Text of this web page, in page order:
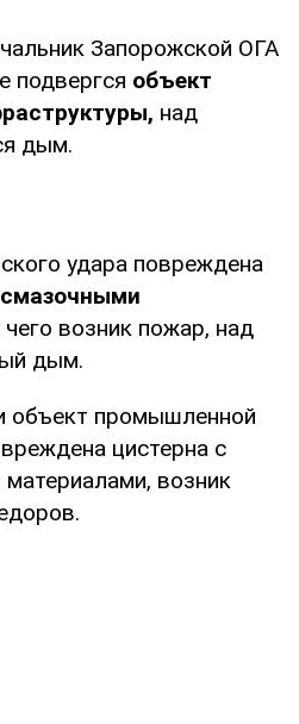
Запорожской ОГА
подвергся объект
над
дым.
удара повреждена
чего возник пожар, над
дым.
объект промышленной
цистерна с
возник